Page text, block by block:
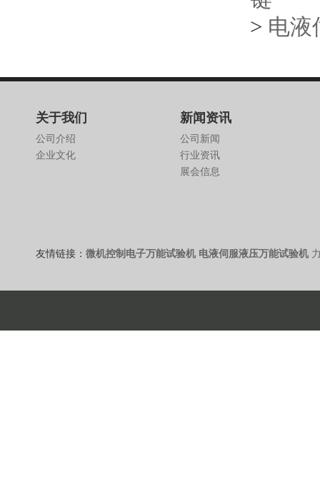
> 电液
关于我们
公司介绍
企业文化
新闻资讯
公司新闻
行业资讯
展会信息
友情链接： 微机控制电子万能试验机 电液伺服液压万能试验机